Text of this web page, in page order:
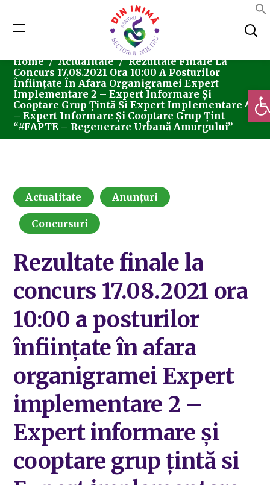
Home Actualitate
Rezultate Finale La
Concurs 17.08.2021 Ora 10:00 A Posturilor
Înființate În Afara Organigramei Expert
Implementare 2 – Expert Informare Și
Cooptare Grup Țintă Si Expert Implementare 4
– Expert Informare Și Cooptare Grup Țint
“#FAPTE – Regenerare Urbană Amurgului”
Actualitate Anunțuri
Concursuri
Rezultate finale la
concurs 17.08.2021 ora
10:00 a posturilor
înființate în afara
organigramei Expert
implementare 2 –
Expert informare și
cooptare grup țintă si